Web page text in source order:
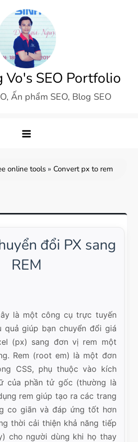
SEO Portfolio
Ấn phẩm SEO, Blog SEO
online tools » Convert px to rem
đổi PX sang
REM
là một công cụ trực tuyến
quả giúp bạn chuyển đổi giá
(px) sang đơn vị rem một
Rem (root em) là một đơn
CSS, phụ thuộc vào kích
của phần tử gốc (thường là
rem giúp tạo ra các trang
co giãn và đáp ứng tốt hơn
thời cải thiện khả năng tiếp
cho người dùng khi họ thay